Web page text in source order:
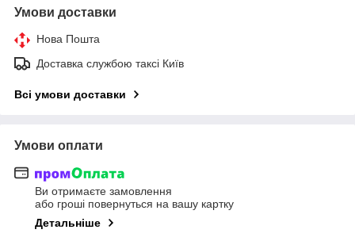
Умови доставки
Нова Пошта
Доставка службою таксі Київ
Всі умови доставки
Умови оплати
Ви отримаєте замовлення
або гроші повернуться на вашу картку
Детальніше